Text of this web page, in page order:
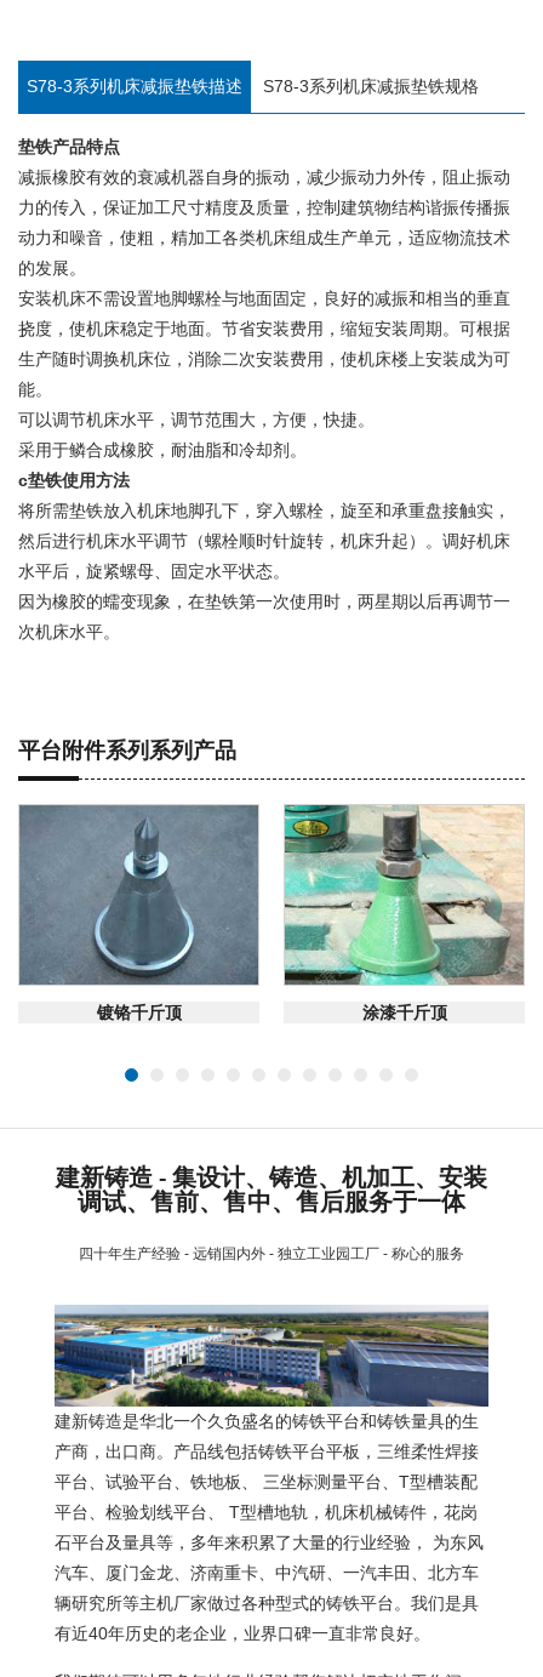
S78-3系列机床减振垫铁描述 S78-3系列机床减振垫铁规格
垫铁产品特点
减振橡胶有效的衰减机器自身的振动，减少振动力外传，阻止振动
力的传入，保证加工尺寸精度及质量，控制建筑物结构谐振传播振
动力和噪音，使粗，精加工各类机床组成生产单元，适应物流技术
的发展。
安装机床不需设置地脚螺栓与地面固定，良好的减振和相当的垂直
挠度，使机床稳定于地面。节省安装费用，缩短安装周期。可根据
生产随时调换机床位，消除二次安装费用，使机床楼上安装成为可
能。
可以调节机床水平，调节范围大，方便，快捷。
采用于鳞合成橡胶，耐油脂和冷却剂。
c垫铁使用方法
将所需垫铁放入机床地脚孔下，穿入螺栓，旋至和承重盘接触实，
然后进行机床水平调节（螺栓顺时针旋转，机床升起）。调好机床
水平后，旋紧螺母、固定水平状态。
因为橡胶的蠕变现象，在垫铁第一次使用时，两星期以后再调节一
次机床水平。
平台附件系列系列产品
在线咨询
镀铬千斤顶 在线咨询
涂漆千斤顶
建新铸造 - 集设计、铸造、机加工、安装
调试、售前、售中、售后服务于一体
四十年生产经验 - 远销国内外 - 独立工业园工厂 - 称心的服务
建新铸造是华北一个久负盛名的铸铁平台和铸铁量具的生
产商，出口商。产品线包括铸铁平台平板，三维柔性焊接
平台、试验平台、铁地板、 三坐标测量平台、T型槽装配
平台、检验划线平台、 T型槽地轨，机床机械铸件，花岗
石平台及量具等，多年来积累了大量的行业经验， 为东风
汽车、厦门金龙、济南重卡、中汽研、一汽丰田、北方车
辆研究所等主机厂家做过各种型式的铸铁平台。我们是具
有近40年历史的老企业，业界口碑一直非常良好。